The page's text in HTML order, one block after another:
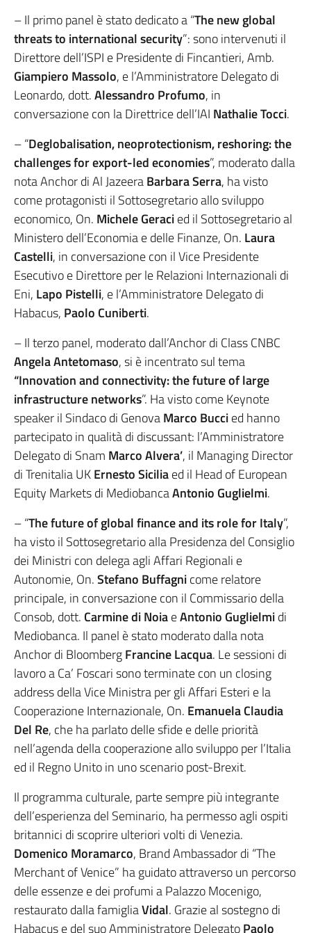
– Il primo panel è stato dedicato a “The new global
threats to international security”: sono intervenuti il
Direttore dell’ISPI e Presidente di Fincantieri, Amb.
Giampiero Massolo, e l’Amministratore Delegato di
Leonardo, dott.Alessandro Profumo, in
conversazione con la Direttrice dell’IAI Nathalie Tocci.
– “Deglobalisation, neoprotectionism, reshoring: the
challenges for export-led economies”, moderato dalla
nota Anchor di Al JazeeraBarbara Serra, ha visto
come protagonisti il Sottosegretario allo sviluppo
economico, On. Michele Geracied il Sottosegretario al
Ministero dell’Economia e delle Finanze, On. Laura
Castelli, in conversazione con il Vice Presidente
Esecutivo e Direttore per le Relazioni Internazionali di
Eni, Lapo Pistelli, e l’Amministratore Delegato di
Habacus, Paolo Cuniberti.
– Il terzo panel, moderato dall’Anchor di Class CNBC
Angela Antetomaso, si è incentrato sul tema
“Innovation and connectivity: the future of large
infrastructure networks”. Ha visto come Keynote
speaker il Sindaco di GenovaMarco Buccied hanno
partecipato in qualità di discussant: l’Amministratore
Delegato di Snam Marco Alvera’, il Managing Director
di Trenitalia UKErnesto Siciliaed il Head of European
Equity Markets di MediobancaAntonio Guglielmi.
– “The future of global finance and its role for Italy”,
ha visto il Sottosegretario alla Presidenza del Consiglio
dei Ministri con delega agli Affari Regionali e
Autonomie, On.Stefano Buffagnicome relatore
principale, in conversazione con il Commissario della
Consob, dott. Carmine di NoiaeAntonio Guglielmidi
Mediobanca. Il panel è stato moderato dalla nota
Anchor di BloombergFrancine Lacqua. Le sessioni di
lavoro a Ca’ Foscari sono terminate con un closing
address della Vice Ministra per gli Affari Esteri e la
Cooperazione Internazionale, On. Emanuela Claudia
Del Re, che ha parlato delle sfide e delle priorità
nell’agenda della cooperazione allo sviluppo per l’Italia
ed il Regno Unito in uno scenario post-Brexit.
Il programma culturale, parte sempre più integrante
dell’esperienza del Seminario, ha permesso agli ospiti
britannici di scoprire ulteriori volti di Venezia.
Domenico Moramarco, Brand Ambassador di “The
Merchant of Venice” ha guidato attraverso un percorso
delle essenze e dei profumi a Palazzo Mocenigo,
restaurato dalla famigliaVidal. Grazie al sostegno di
Habacus e del suo Amministratore DelegatoPaolo